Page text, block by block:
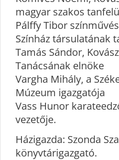
magyar szakos
Pálffy Tibor
Színház társulatának
Tamás Sándor,
Tanácsának elnöke
Vargha Mihály, a
Múzeum igazgatója
Vass Hunor
vezetője.
Házigazda: Szonda
könyvtárigazgató.